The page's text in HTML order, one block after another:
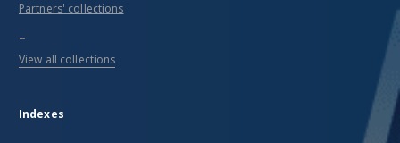
Partners' collections
...
View all collections
Indexes